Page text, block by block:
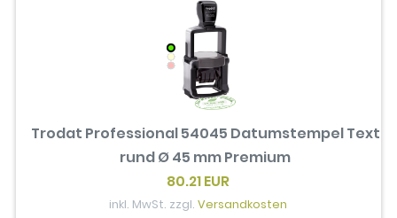
Trodat Professional 54045 Datumstempel Text
rund Ø 45 mm Premium
80.21 EUR
inkl. MwSt. zzgl.Versandkosten